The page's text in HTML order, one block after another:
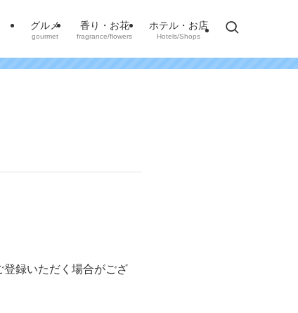
グルメ
gourmet
香り・お花
fragrance/flowers
ホテル・お店
Hotels/Shops
録いただく場合がござ